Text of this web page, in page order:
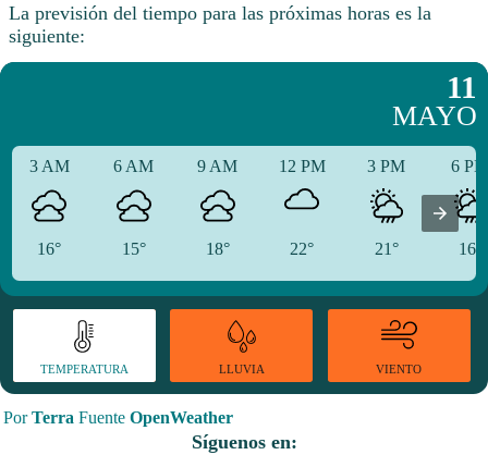
La previsión del tiempo para las próximas horas es la
siguiente:
11
MAYO
3 AM
16°
6 AM
15°
9 AM
18°
12 PM
22°
3 PM
21°
6
16°
TEMPERATURA LLUVIA VIENTO
PorTerra Fuente OpenWeather
Síguenos en: